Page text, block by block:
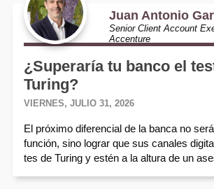
Juan Antonio
Senior Client Account
Accenture
¿Superaría tu banco el
Turing?
VIERNES, JULIO 31, 2026
El próximo diferencial de la banca no
función, sino lograr que sus canales
tes de Turing y estén a la altura de un